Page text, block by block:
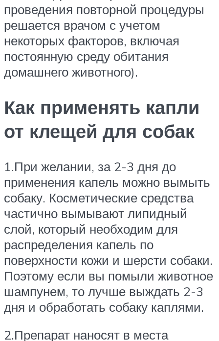
проведения повторной процедуры
решается врачом с учетом
некоторых факторов, включая
постоянную среду обитания
домашнего животного).
Как применять капли
от клещей для собак
1.При желании, за 2-3 дня до
применения капель можно вымыть
собаку. Косметические средства
частично вымывают липидный
слой, который необходим для
распределения капель по
поверхности кожи и шерсти собаки.
Поэтому если вы помыли животное
шампунем, то лучше выждать 2-3
дня и обработать собаку каплями.
2.Препарат наносят в места